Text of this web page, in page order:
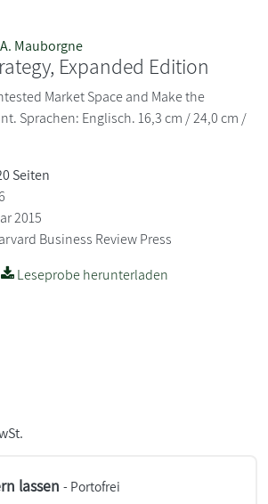
Mauborgne
Expanded Edition
Market Space and Make the
Sprachen: Englisch. 16,3 cm / 24,0 cm /
Seiten
2015
Business Review Press
Leseprobe herunterladen
lassen - Portofrei